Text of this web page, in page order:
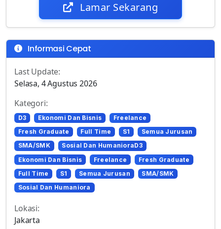
Lamar Sekarang
Informasi Cepat
Last Update:
Selasa, 4 Agustus 2026
Kategori:
D3 Ekonomi Dan Bisnis
Freelance
Fresh Graduate
Full Time S1
Semua Jurusan
SMA/SMK
Sosial Dan HumanioraD3
Ekonomi Dan Bisnis
Freelance
Fresh Graduate
Full Time
S1 Semua Jurusan
SMA/SMK
Sosial Dan Humaniora
Lokasi:
Jakarta